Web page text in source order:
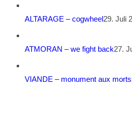
ALTARAGE – cogwheel29. Juli
ATMORAN – we fight back27.
VIANDE – monument aux morts